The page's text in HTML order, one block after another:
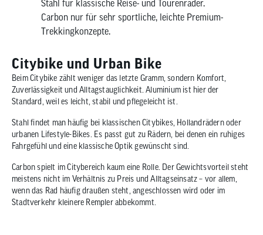
Stahl für klassische Reise- und Tourenräder.
Carbon nur für sehr sportliche, leichte Premium-
Trekkingkonzepte.
Citybike und Urban Bike
Beim Citybike zählt weniger das letzte Gramm, sondern Komfort,
Zuverlässigkeit und Alltagstauglichkeit. Aluminium ist hier der
Standard, weil es leicht, stabil und pflegeleicht ist.
Stahl findet man häufig bei klassischen Citybikes, Hollandrädern oder
urbanen Lifestyle-Bikes. Es passt gut zu Rädern, bei denen ein ruhiges
Fahrgefühl und eine klassische Optik gewünscht sind.
Carbon spielt im Citybereich kaum eine Rolle. Der Gewichtsvorteil steht
meistens nicht im Verhältnis zu Preis und Alltagseinsatz – vor allem,
wenn das Rad häufig draußen steht, angeschlossen wird oder im
Stadtverkehr kleinere Rempler abbekommt.